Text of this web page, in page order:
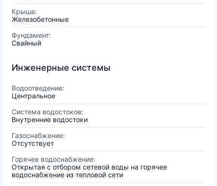
Крыша:
Железобетонные
Фундамент:
Свайный
Инженерные системы
Водоотведение:
Центральное
Система водостоков:
Внутренние водостоки
Газоснабжение:
Отсутствует
Горячее водоснабжение:
Открытая с отбором сетевой воды на горячее
водоснабжение из тепловой сети